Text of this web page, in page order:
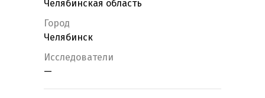
Челябинская область
Город
Челябинск
Исследователи
—